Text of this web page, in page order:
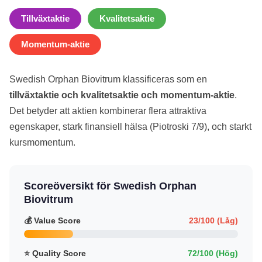
Tillväxtaktie Kvalitetsaktie
Momentum-aktie
Swedish Orphan Biovitrum klassificeras som en
tillväxtaktie och kvalitetsaktie och momentum-aktie.
Det betyder att aktien kombinerar flera attraktiva
egenskaper, stark finansiell hälsa (Piotroski 7/9), och starkt
kursmomentum.
Scoreöversikt för Swedish Orphan
Biovitrum
💰 Value Score 23/100 (Låg)
⭐ Quality Score 72/100 (Hög)